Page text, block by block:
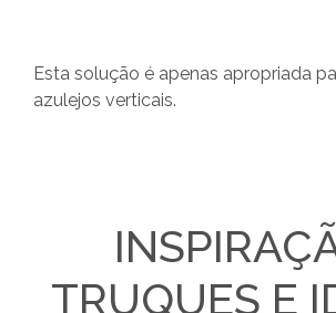
Esta solução é apenas apropriada
azulejos verticais.
TRUQUES E